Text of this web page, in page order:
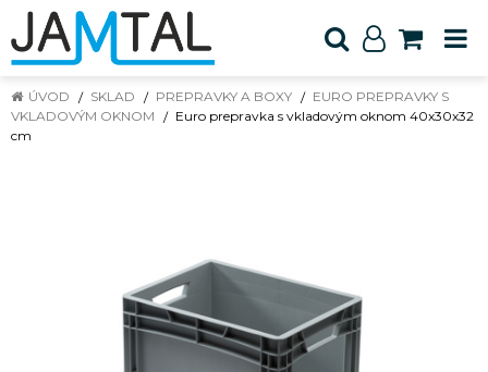
ÚVOD SKLAD PREPRAVKY A BOXY
EURO PREPRAVKY S
VKLADOVÝM OKNOM
Euro prepravka s vkladovým oknom 40x30x32
cm